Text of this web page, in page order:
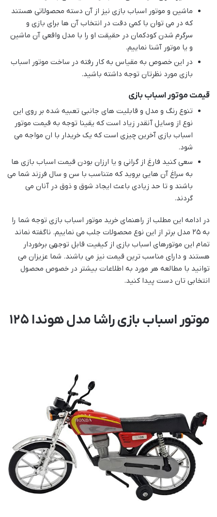
ماشین و موتور اسباب بازی نیز از آن دسته محصولاتی هستند
که در می توان با کمی دقت در انتخاب آن ها برای بازی و
سرگرم شدن کودکمان در حقیقت او را با مدل واقعی آن ماشین
و یا موتور آشنا نماییم.
در این خصوص به مقیاس به کار رفته در ساخت موتور اسباب
بازی مورد نظرتان توجه داشته باشید.
قیمت موتور اسباب بازی
تنوع رنگ و مدل و قابلیت های جانبی تعبیه شده بر روی این
نوع از وسایل آنقدر زیاد است که یقینا توجه به قیمت موتور
اسباب بازی آخرین چیزی است که یک خریدار با ان مواجه می
شود.
سعی کنید فارغ از گرانی و یا ارزان بودن قیمت اسباب بازی ها
به سراغ آن هایی بروید که متناسب با سن و سال فرزند شما می
باشند و تا حد زیادی باعث ایجاد شوق و ذوق در آنان می
گردند.
در ادامه این مطلب از راهنمای خرید موتور اسباب بازی توجه شما را
به ۲۵ مدل برتر از این نوع محصولات جلب می نماییم. ناگفته نماند
تمام این موتورهای اسباب بازی از کیفیت قابل توجهی برخوردار
هستند و دارای مناسب ترین قیمت نیز می باشند. شما عزیزان می
توانید با مطالعه هر مورد به اطلاعات بیشتر در خصوص محصول
انتخابی تان دست پیدا کنید.
موتور اسباب بازی راشا مدل هوندا 125